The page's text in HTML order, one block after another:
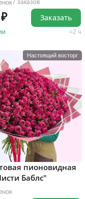
7 заказов
2 ч
Заказать
Настоящий восторг
пионовидная
Баблс"